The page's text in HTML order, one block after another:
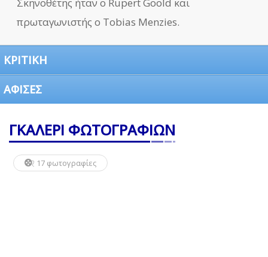
πρωταγωνιστής ο Tobias Menzies.
ΚΡΙΤΙΚΗ
ΑΦΙΣΕΣ
ΓΚΑΛΕΡΙ ΦΩΤΟΓΡΑΦΙΩΝ
17 φωτογραφίες